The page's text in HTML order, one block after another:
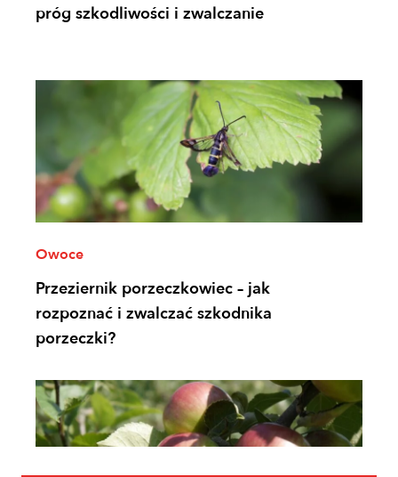
próg szkodliwości i zwalczanie
Owoce
Przeziernik porzeczkowiec – jak
rozpoznać i zwalczać szkodnika
porzeczki?